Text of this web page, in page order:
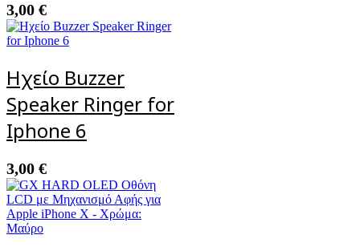
3,00 €
Ηχείο Buzzer
Speaker Ringer for
Iphone 6
3,00 €